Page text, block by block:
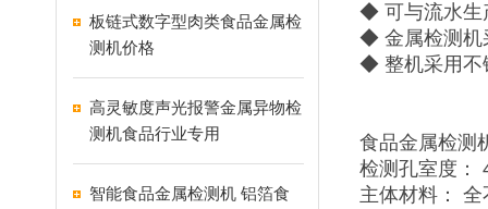
板链式数字型肉类食品金属检
测机价格
高灵敏度声光报警金属异物检
测机食品行业专用
智能食品金属检测机 铝箔食
◆ 可与流水生
◆ 金属检测机
◆ 整机采用不
食品金属检测
检测孔室度：
主体材料：